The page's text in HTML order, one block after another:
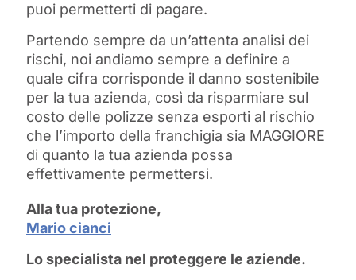
puoi permetterti di pagare.
Partendo sempre da un’attenta analisi dei
rischi, noi andiamo sempre a definire a
quale cifra corrisponde il danno sostenibile
per la tua azienda, così da risparmiare sul
costo delle polizze senza esporti al rischio
che l’importo della franchigia sia MAGGIORE
di quanto la tua azienda possa
effettivamente permettersi.
Alla tua protezione,
Mario cianci
Lo specialista nel proteggere le aziende.